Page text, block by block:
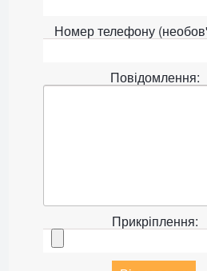
Номер телефону
Повідомлення:
Прикріплення: